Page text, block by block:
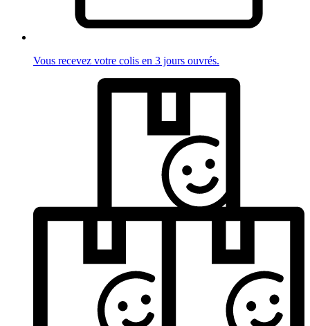
Vous recevez votre colis en 3 jours ouvrés.